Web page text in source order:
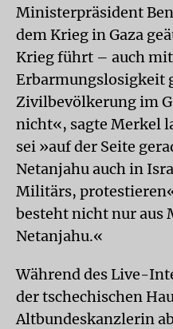
Ministerpräsident
dem Krieg in Gaza
Krieg führt – auch
Erbarmungslosigkeit
Zivilbevölkerung im
nicht«, sagte Merkel
sei »auf der Seite
Netanjahu auch in
Militärs,
besteht nicht nur aus
Netanjahu.«
Während des Live-
der tschechischen
Altbundeskanzlerin